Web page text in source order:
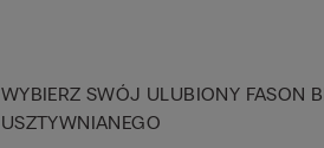
WYBIERZ SWÓJ ULUBIONY FASON
USZTYWNIANEGO